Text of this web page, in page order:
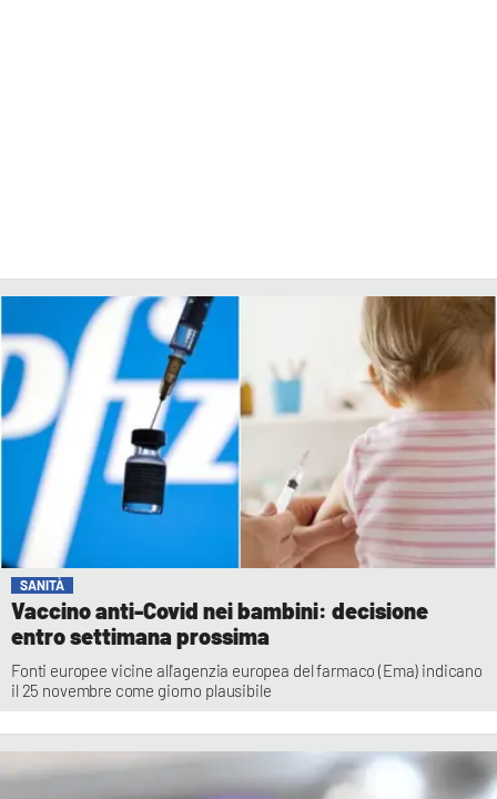
SANITÀ
Vaccino anti-Covid nei bambini: decisione
entro settimana prossima
Fonti europee vicine all'agenzia europea del farmaco (Ema) indicano
il 25 novembre come giorno plausibile